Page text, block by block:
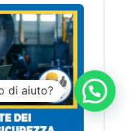
di aiuto?